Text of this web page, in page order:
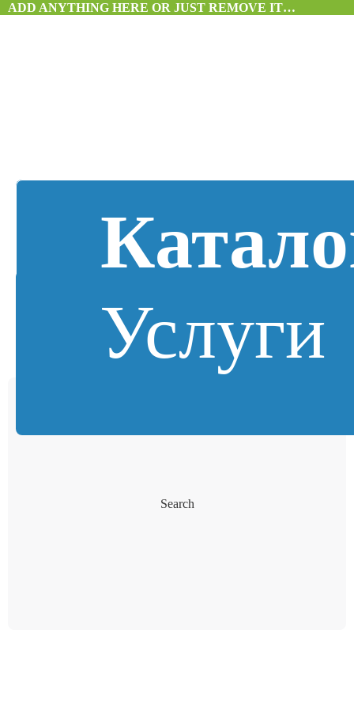
ADD ANYTHING HERE OR JUST REMOVE IT…
Услуги
Search